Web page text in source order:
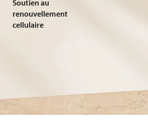
Soutien au
renouvellement
cellulaire